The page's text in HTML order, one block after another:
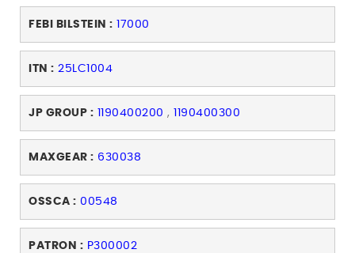
FEBI BILSTEIN : 17000
ITN : 25LC1004
JP GROUP : 1190400200 , 1190400300
MAXGEAR : 630038
OSSCA : 00548
PATRON : P300002